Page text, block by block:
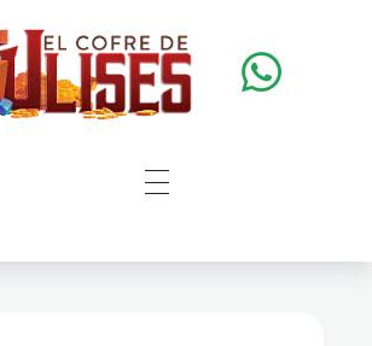
TIENDA